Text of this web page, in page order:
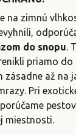
na zimnú
do snopu .
priamo do
zásadne až na
Pri
miestnosti.